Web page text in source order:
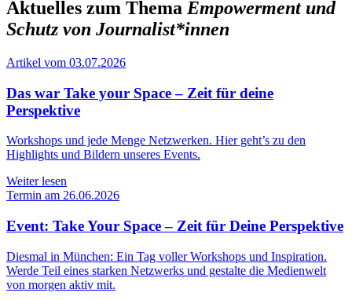
Aktuelles zum Thema Empowerment und
Schutz von Journalist*innen
Artikel vom 03.07.2026
Das war Take your Space – Zeit für deine
Perspektive
Workshops und jede Menge Netzwerken. Hier geht’s zu den
Highlights und Bildern unseres Events.
Weiter lesen
Termin am 26.06.2026
Event: Take Your Space – Zeit für Deine Perspektive
Diesmal in München: Ein Tag voller Workshops und Inspiration.
Werde Teil eines starken Netzwerks und gestalte die Medienwelt
von morgen aktiv mit.